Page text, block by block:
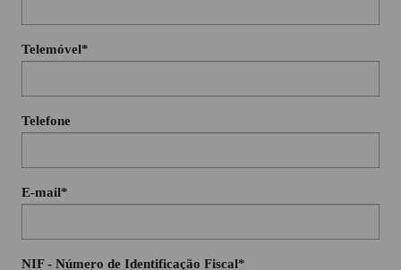
Telemóvel*
Telefone
E-mail*
NIF - Número de Identificação Fiscal*